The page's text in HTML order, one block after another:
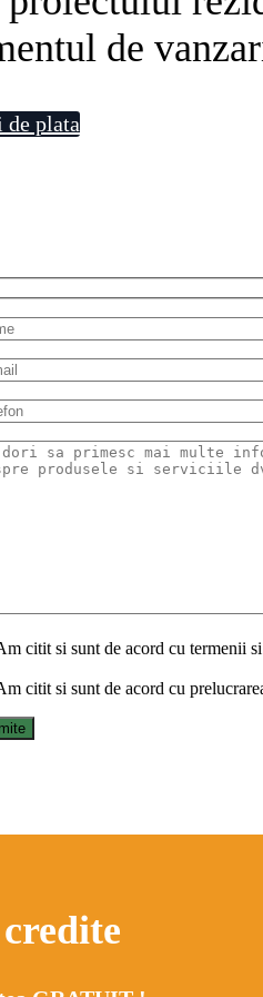
de
plata
citit si sunt de acord cu termenii
citit si sunt de acord cu